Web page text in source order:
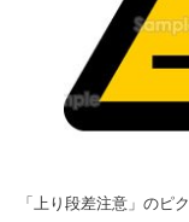
「上り段差注意」のピ